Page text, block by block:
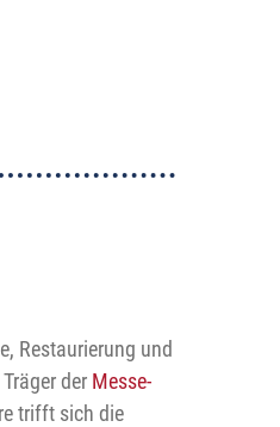
Restaurierung und
der Messe-
trifft sich die